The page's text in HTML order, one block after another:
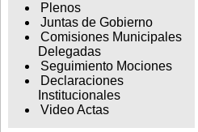
Plenos
Juntas de Gobierno
Comisiones Municipales
Delegadas
Seguimiento Mociones
Declaraciones
Institucionales
Video Actas